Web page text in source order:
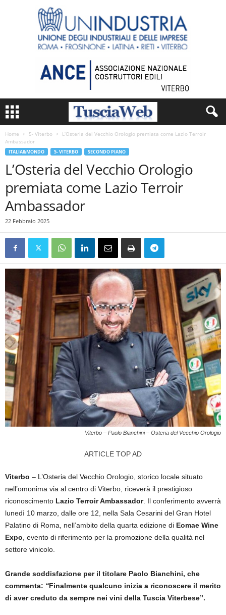
Home 5- Viterbo
L’Osteria del Vecchio Orologio premiata come Lazio Terroir
Ambassador
ITALIA&MONDO 5- VITERBO SECONDO PIANO
L’Osteria del Vecchio Orologio
premiata come Lazio Terroir
Ambassador
22 Febbraio 2025
Viterbo – Paolo Bianchini – Osteria del Vecchio Orologio
ARTICLE TOP AD
Viterbo – L’Osteria del Vecchio Orologio, storico locale situato
nell’omonima via al centro di Viterbo, riceverà il prestigioso
riconoscimento Lazio Terroir Ambassador. Il conferimento avverrà
lunedì 10 marzo, dalle ore 12, nella Sala Cesarini del Gran Hotel
Palatino di Roma, nell’ambito della quarta edizione di Eomae Wine
Expo , evento di riferimento per la promozione della qualità nel
settore vinicolo.
Grande soddisfazione per il titolare Paolo Bianchini, che
commenta: “Finalmente qualcuno inizia a riconoscere il merito
di aver creduto da sempre nei vini della Tuscia Viterbese”.